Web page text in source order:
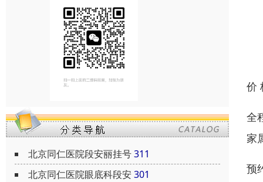
北京同仁医院段安丽挂号311
北京同仁医院眼底科段安301
价
全
家
预